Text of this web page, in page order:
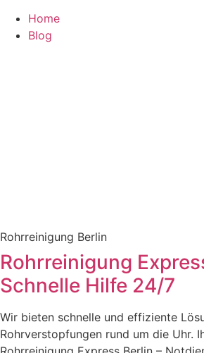
Home
Blog
Rohrreinigung Berlin
Rohrreinigung
Schnelle Hilfe 24/7
Wir bieten schnelle und effiziente
Rohrverstopfungen rund um die Uhr.